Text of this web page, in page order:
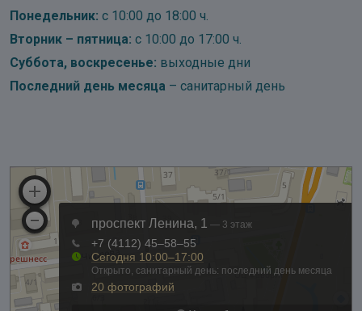
Понедельник: с 10:00 до 18:00 ч.
Вторник – пятница: с 10:00 до 17:00 ч.
Суббота, воскресенье: выходные дни
Последний день месяца – санитарный день